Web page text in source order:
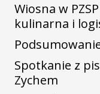
Wiosna w
kulinarna i
Spotkanie z
Zychem